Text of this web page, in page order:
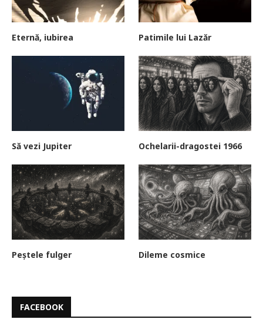
Eternă, iubirea Patimile lui Lazăr
Să vezi Jupiter Ochelarii-dragostei 1966
Peștele fulger Dileme cosmice
FACEBOOK